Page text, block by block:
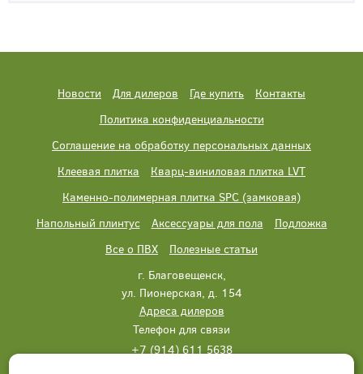
Новости Для дилеров Где купить
Контакты
Политика конфиденциальности
Соглашение на обработку персональных данных
Клеевая плитка
Кварц-виниловая плитка LVT
Каменно-полимерная плитка SPC (замковая)
Напольный плинтус
Аксессуары для пола
Подложка
Все о ПВХ
Полезные статьи
г. Благовещенск,
ул. Пионерская, д. 154
Адреса дилеров
Телефон для связи
+7 (914) 611 5638